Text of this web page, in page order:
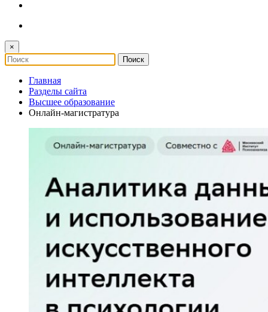
×
Главная
Разделы сайта
Высшее образование
Онлайн-магистратура